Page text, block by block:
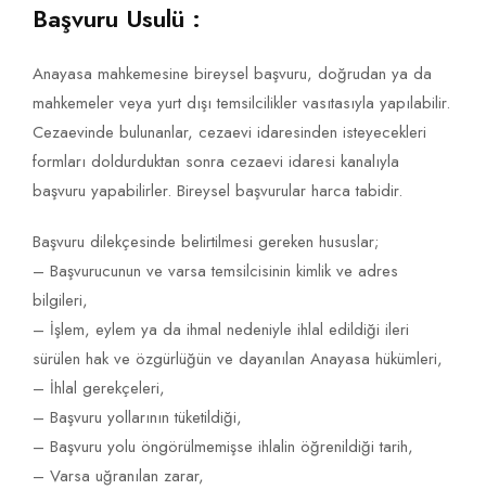
Başvuru Usulü :
Anayasa mahkemesine bireysel başvuru, doğrudan ya da
mahkemeler veya yurt dışı temsilcilikler vasıtasıyla yapılabilir.
Cezaevinde bulunanlar, cezaevi idaresinden isteyecekleri
formları doldurduktan sonra cezaevi idaresi kanalıyla
başvuru yapabilirler. Bireysel başvurular harca tabidir.
Başvuru dilekçesinde belirtilmesi gereken hususlar;
– Başvurucunun ve varsa temsilcisinin kimlik ve adres
bilgileri,
– İşlem, eylem ya da ihmal nedeniyle ihlal edildiği ileri
sürülen hak ve özgürlüğün ve dayanılan Anayasa hükümleri,
– İhlal gerekçeleri,
– Başvuru yollarının tüketildiği,
– Başvuru yolu öngörülmemişse ihlalin öğrenildiği tarih,
– Varsa uğranılan zarar,